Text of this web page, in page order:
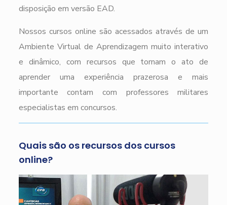
disposição em versão EAD.
Nossos cursos online são acessados através de um
Ambiente Virtual de Aprendizagem muito interativo
e dinâmico, com recursos que tornam o ato de
aprender uma experiência prazerosa e mais
importante contam com professores militares
especialistas em concursos.
Quais são os recursos dos cursos
online?